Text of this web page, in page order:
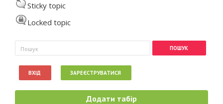
Sticky topic
Locked topic
Пошукова форма
Пошук
ВХІД ЗАРЕЄСТРУВАТИСЯ
Додати табір